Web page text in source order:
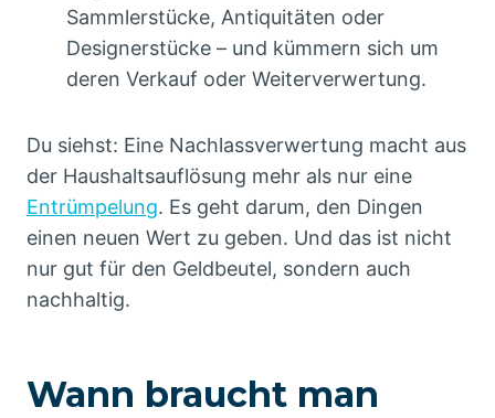
Sammlerstücke, Antiquitäten oder
Designerstücke – und kümmern sich um
deren Verkauf oder Weiterverwertung.
Du siehst: Eine Nachlassverwertung macht aus
der Haushaltsauflösung mehr als nur eine
Entrümpelung. Es geht darum, den Dingen
einen neuen Wert zu geben. Und das ist nicht
nur gut für den Geldbeutel, sondern auch
nachhaltig.
Wann braucht man